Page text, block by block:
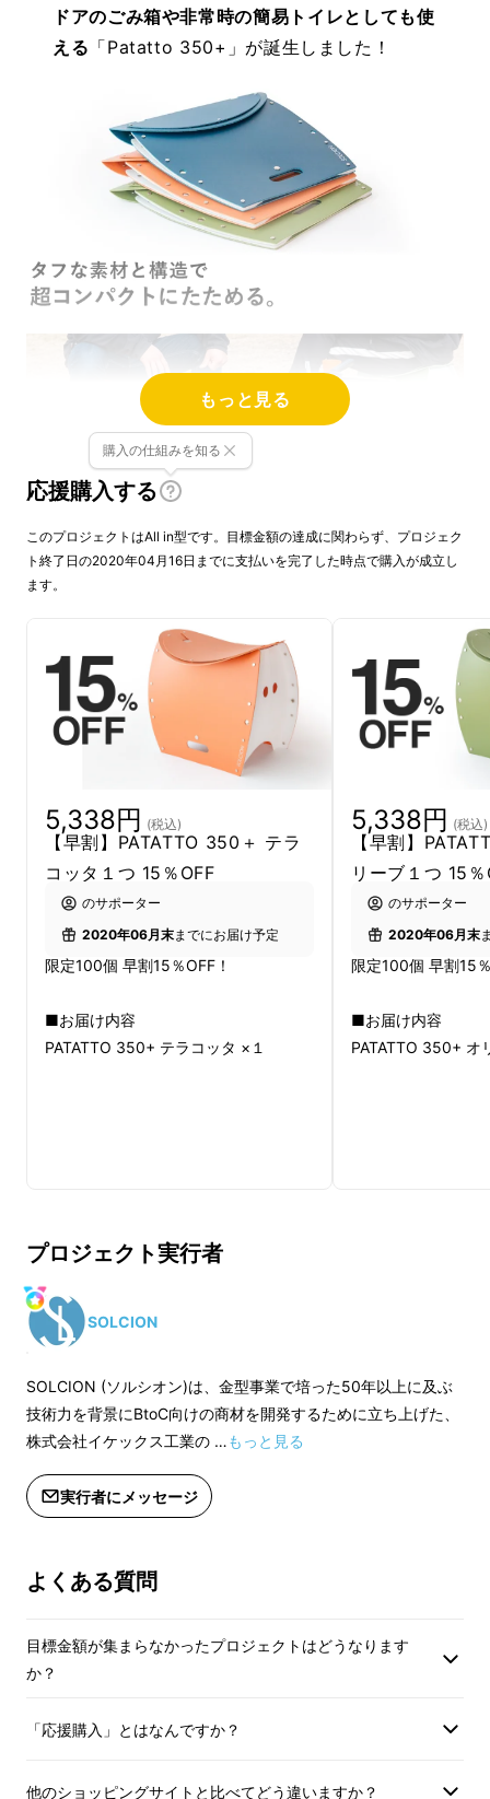
ドアのごみ箱や非常時の簡易トイレとしても使
える 「Patatto 350+」が誕生しました！
快適なアウトドアを影ながら支えるのが「座る
場所」。
と、折りたたみ式のアウトドアチェアでも流石
にかさばって持ち運びづらかったり、重かった
ドアでも大活躍のアイテムが誕生しました！
タフなのに薄く、軽く、コン
パクト。
折りたためるイス「Patatto 350+」はなんと
持てる軽さ、薄さ、携帯性を実現しています。
もっと見る
応援購入する
購入の仕組みを知る
このプロジェクトはAll in型です。目標金額の達成に関わらず、プロジェク
ト終了日の2020年04月16日までに支払いを完了した時点で購入が成立し
ます。
5,338円 (税込)
【早割】PATATTO 350＋ テラ
コッタ１つ 15％OFF
のサポーター
2020年06月末までにお届け予定
限定100個 早割15％OFF！
■お届け内容
PATATTO 350+ テラコッタ ×１
5,338円 (税込)
【早割】
リーブ１つ 15％
のサポーター
2020年06月末
限定100個 早割15
■お届け内容
PATATTO 350+ オ
プロジェクト実行者
SOLCION
SOLCION (ソルシオン)は、金型事業で培った50年以上に及ぶ
技術力を背景にBtoC向けの商材を開発するために立ち上げた、
株式会社イケックス工業の …もっと見る
実行者にメッセージ
よくある質問
目標金額が集まらなかったプロジェクトはどうなります
か？
「応援購入」とはなんですか？
他のショッピングサイトと比べてどう違いますか？